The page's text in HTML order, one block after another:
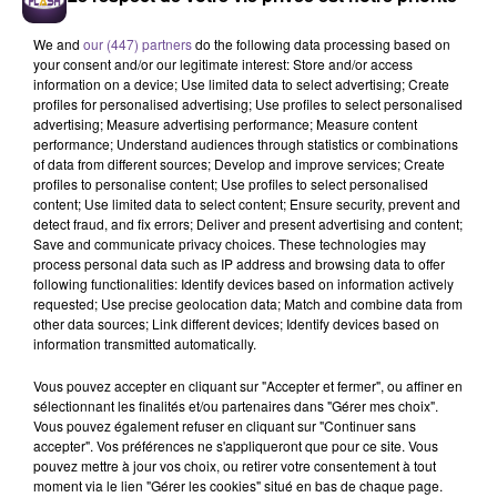
ANGÈLE FEAT. JUSTICE
What You Want
AMIR
A L'imparfaite
TOVE LO X STROMAE
Des Fleurs
12h15
12h15
JULIEN LIEB
Le Jeu
12h12
12h12
SHAKIRA FEAT. BURNA
BOY
Dai Dai
12h09
12h09
TEMPER CITY
Self Aware
Cet élément est masqué compte-tenu du refus du
dépôt de cookies que vous avez exprimé. Si vous
souhaitez l'afficher, merci de nous donner votre accord
We and our (447) partnersdo the following data processing based on
your consent and/or our legitimate interest: Store and/or access
information on a device; Use limited data to select advertising; Create
profiles for personalised advertising; Use profiles to select personalised
advertising; Measure advertising performance; Measure content
performance; Understand audiences through statistics or combinations
of data from different sources; Develop and improve services; Create
profiles to personalise content; Use profiles to select personalised
content; Use limited data to select content; Ensure security, prevent and
detect fraud, and fix errors; Deliver and present advertising and content;
Save and communicate privacy choices. These technologies may
process personal data such as IP address and browsing data to offer
following functionalities: Identify devices based on information actively
requested; Use precise geolocation data; Match and combine data from
other data sources; Link different devices; Identify devices based on
information transmitted automatically.
Vous pouvez accepter en cliquant sur "Accepter et fermer", ou affiner en
sélectionnant les finalités et/ou partenaires dans "Gérer mes choix".
Vous pouvez également refuser en cliquant sur "Continuer sans
accepter". Vos préférences ne s'appliqueront que pour ce site. Vous
pouvez mettre à jour vos choix, ou retirer votre consentement à tout
moment via le lien "Gérer les cookies" situé en bas de chaque page.